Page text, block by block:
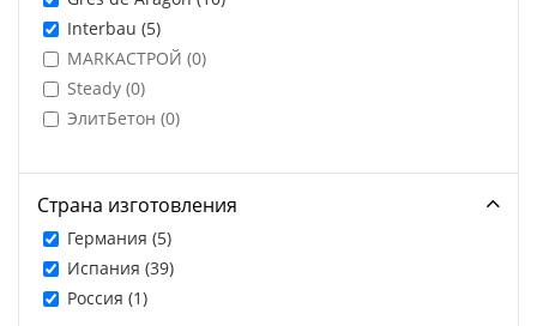
Interbau (5)
MARKAСТРОЙ (0)
Steady (0)
ЭлитБетон (0)
Страна изготовления
Германия (5)
Испания (39)
Россия (1)